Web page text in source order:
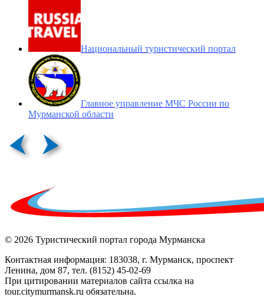
Национальный туристический портал
Главное управление МЧС России по
Мурманской области
© 2026 Туристический портал города Мурманска
Контактная информация: 183038, г. Мурманск, проспект
Ленина, дом 87, тел. (8152) 45-02-69
При цитировании материалов сайта ссылка на
tour.citymurmansk.ru обязательна.